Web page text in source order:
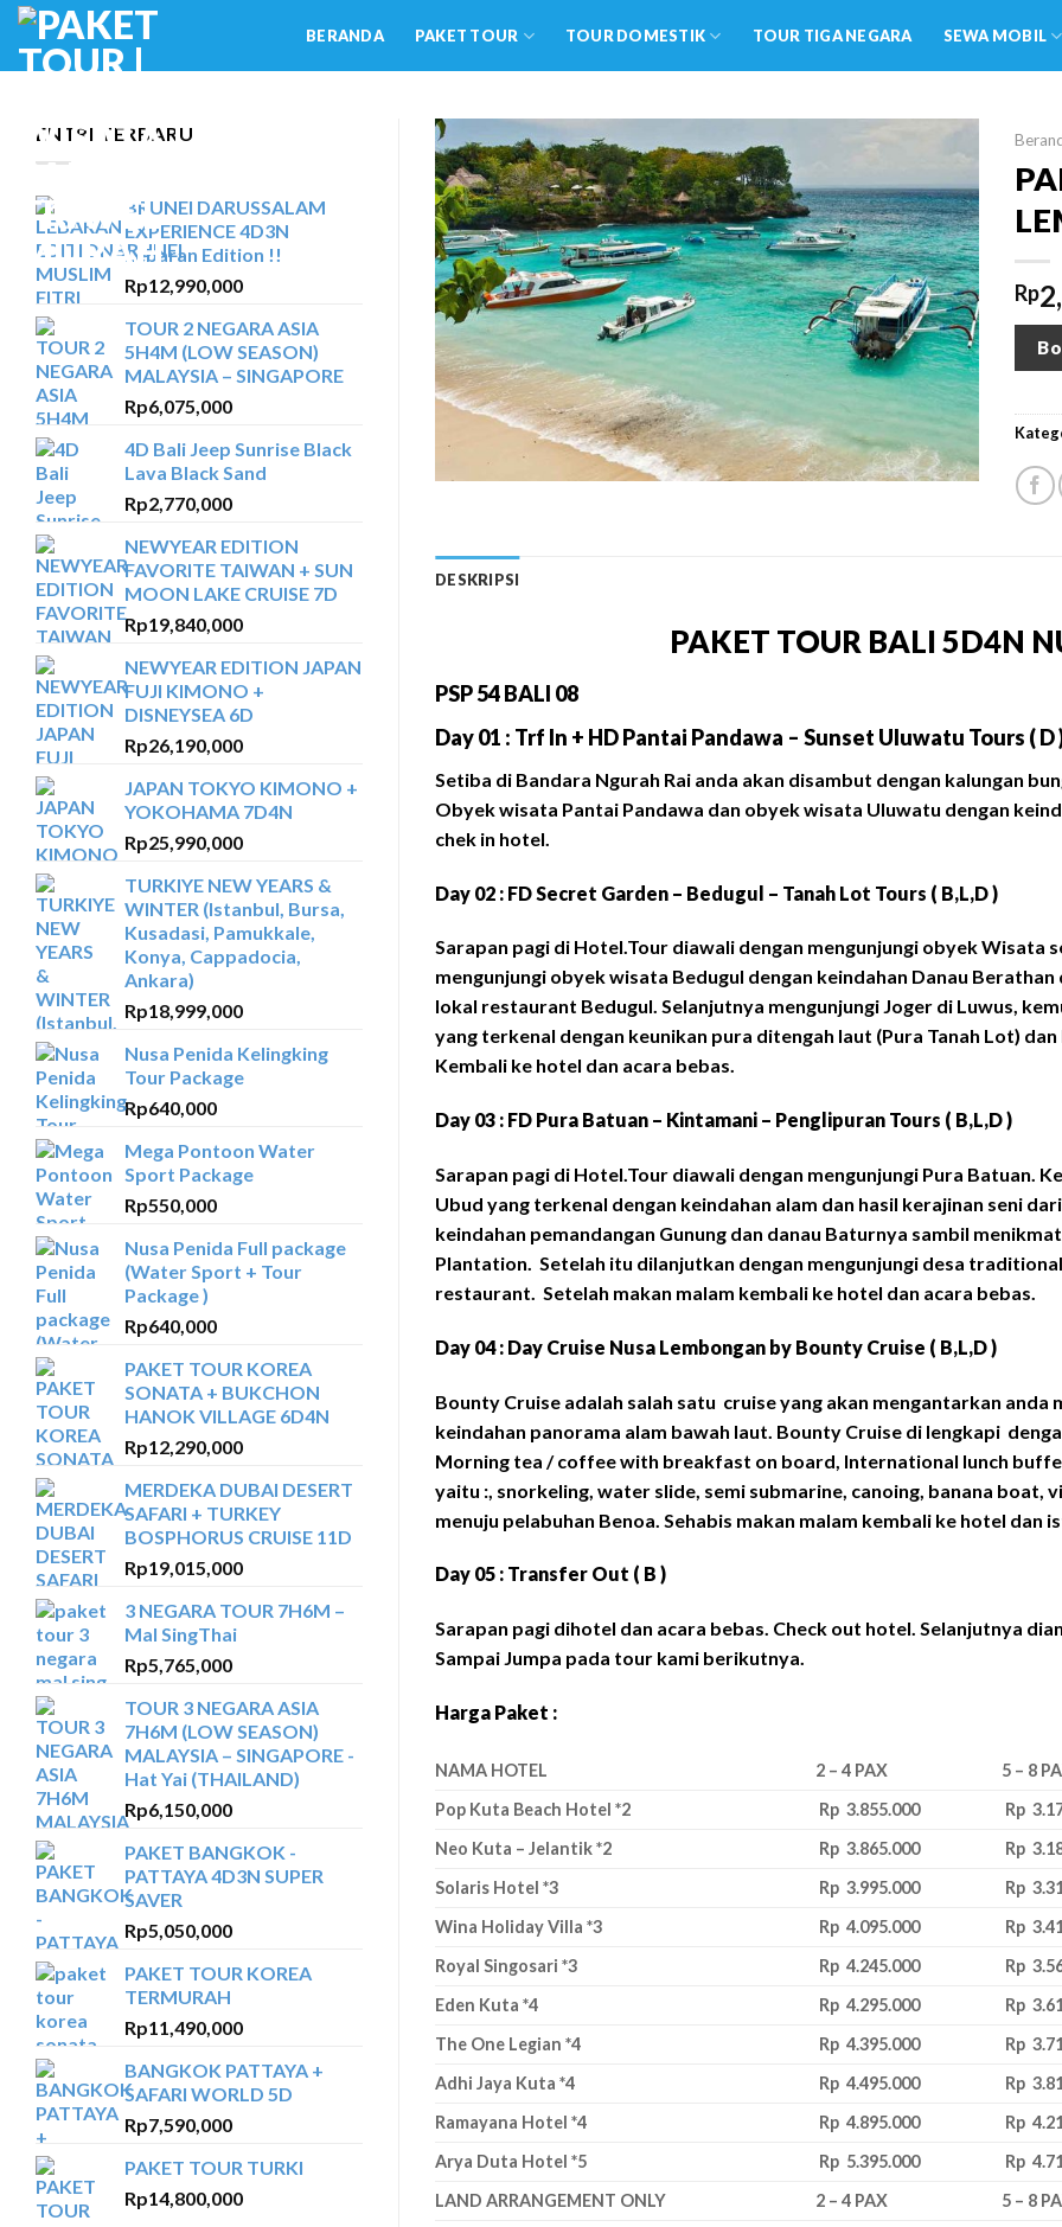
Skip
content
BERANDA PAKET TOUR TOUR DOMESTIK TOUR TIGA NEGARA SEWA MOBIL
ENTRI TERBARU
BRUNEI DARUSSALAM
EXPERIENCE 4D3N
Lebaran Edition !!
Rp12,990,000
TOUR 2 NEGARA ASIA
5H4M (LOW SEASON)
MALAYSIA – SINGAPORE
Rp6,075,000
4D Bali Jeep Sunrise Black
Lava Black Sand
Rp2,770,000
NEWYEAR EDITION
FAVORITE TAIWAN + SUN
MOON LAKE CRUISE 7D
Rp19,840,000
NEWYEAR EDITION JAPAN
FUJI KIMONO +
DISNEYSEA 6D
Rp26,190,000
JAPAN TOKYO KIMONO +
YOKOHAMA 7D4N
Rp25,990,000
TURKIYE NEW YEARS &
WINTER (Istanbul, Bursa,
Kusadasi, Pamukkale,
Konya, Cappadocia,
Ankara)
Rp18,999,000
Nusa Penida Kelingking
Tour Package
Rp640,000
Mega Pontoon Water
Sport Package
Rp550,000
Nusa Penida Full package
(Water Sport + Tour
Package )
Rp640,000
PAKET TOUR KOREA
SONATA + BUKCHON
HANOK VILLAGE 6D4N
Rp12,290,000
MERDEKA DUBAI DESERT
SAFARI + TURKEY
BOSPHORUS CRUISE 11D
Rp19,015,000
3 NEGARA TOUR 7H6M –
Mal SingThai
Rp5,765,000
TOUR 3 NEGARA ASIA
7H6M (LOW SEASON)
MALAYSIA – SINGAPORE -
Hat Yai (THAILAND)
Rp6,150,000
PAKET BANGKOK -
PATTAYA 4D3N SUPER
SAVER
Rp5,050,000
PAKET TOUR KOREA
TERMURAH
Rp11,490,000
BANGKOK PATTAYA +
SAFARI WORLD 5D
Rp7,590,000
PAKET TOUR TURKI
Rp14,800,000
Rp
DESKRIPSI
PAKET TOUR BALI 5D4N
PSP 54 BALI 08
Day 01 : Trf In + HD Pantai Pandawa – Sunset Uluwatu Tours ( D
Setiba di Bandara Ngurah Rai anda akan disambut dengan kalungan
Obyek wisata Pantai Pandawa dan obyek wisata Uluwatu dengan
chek in hotel.
Day 02 : FD Secret Garden – Bedugul – Tanah Lot Tours ( B,L,D )
Sarapan pagi di Hotel.Tour diawali dengan mengunjungi obyek Wisata
mengunjungi obyek wisata Bedugul dengan keindahan Danau
lokal restaurant Bedugul. Selanjutnya mengunjungi Joger di Luwus,
yang terkenal dengan keunikan pura ditengah laut (Pura Tanah Lot)
Kembali ke hotel dan acara bebas.
Day 03 : FD Pura Batuan – Kintamani – Penglipuran Tours ( B,L,D )
Sarapan pagi di Hotel.Tour diawali dengan mengunjungi Pura Batuan.
Ubud yang terkenal dengan keindahan alam dan hasil kerajinan seni
keindahan pemandangan Gunung dan danau Baturnya sambil
Plantation. Setelah itu dilanjutkan dengan mengunjungi desa
restaurant. Setelah makan malam kembali ke hotel dan acara bebas.
Day 04 : Day Cruise Nusa Lembongan by Bounty Cruise ( B,L,D )
Bounty Cruise adalah salah satu cruise yang akan mengantarkan anda
keindahan panorama alam bawah laut. Bounty Cruise di lengkapi
Morning tea / coffee with breakfast on board, International lunch
yaitu :, snorkeling, water slide, semi submarine, canoing, banana boat,
menuju pelabuhan Benoa. Sehabis makan malam kembali ke hotel dan
Day 05 : Transfer Out ( B )
Sarapan pagi dihotel dan acara bebas. Check out hotel. Selanjutnya
Sampai Jumpa pada tour kami berikutnya.
Harga Paket :
NAMA HOTEL 2 – 4 PAX 5 – 8
Pop Kuta Beach Hotel *2
Rp 3.855.000 Rp
Neo Kuta – Jelantik *2
Rp 3.865.000 Rp
Solaris Hotel *3
Rp 3.995.000 Rp
Wina Holiday Villa *3
Rp 4.095.000 Rp
Royal Singosari *3
Rp 4.245.000 Rp
Eden Kuta *4
Rp 4.295.000 Rp
The One Legian *4
Rp 4.395.000 Rp
Adhi Jaya Kuta *4
Rp 4.495.000 Rp
Ramayana Hotel *4
Rp 4.895.000 Rp
Arya Duta Hotel *5
Rp 5.395.000 Rp
LAND ARRANGEMENT ONLY
2 – 4 PAX 5 – 8